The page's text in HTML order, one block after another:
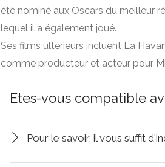
été nominé aux Oscars du meilleur
lequel il a également joué.
Ses films ultérieurs incluent La
comme producteur et acteur pour
Etes-vous compatible
Pour le savoir, il vous suffit